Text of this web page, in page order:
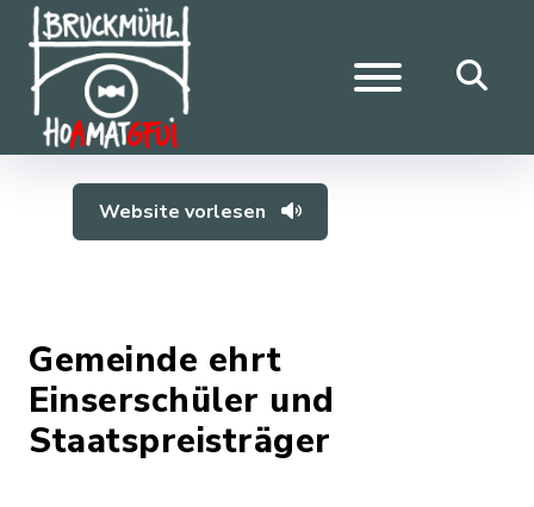
Website vorlesen
Gemeinde ehrt
Einserschüler und
Staatspreisträger